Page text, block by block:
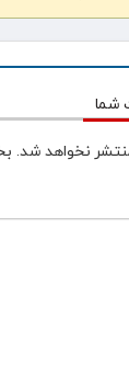
شما
نخواهد شد.